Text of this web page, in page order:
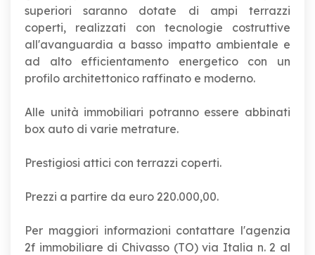
superiori saranno dotate di ampi terrazzi
coperti, realizzati con tecnologie costruttive
all'avanguardia a basso impatto ambientale e
ad alto efficientamento energetico con un
profilo architettonico raffinato e moderno.
Alle unità immobiliari potranno essere abbinati
box auto di varie metrature.
Prestigiosi attici con terrazzi coperti.
Prezzi a partire da euro 220.000,00.
Per maggiori informazioni contattare l'agenzia
2f immobiliare di Chivasso (TO) via Italia n. 2 al